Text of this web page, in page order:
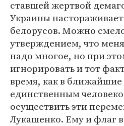
ставшей жертвой
Украины
белорусов. Можно
утверждением, что
надо многое, но при
игнорировать и тот
время, как в ближайшие
единственным
осуществить эти
Лукашенко. Ему и флаг